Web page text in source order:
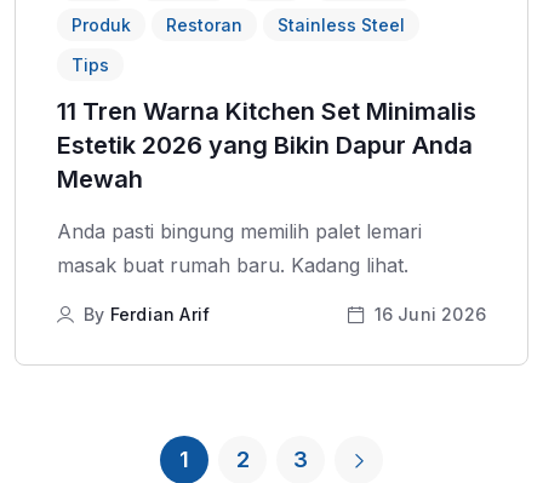
Produk
Restoran
Stainless Steel
Tips
11 Tren Warna Kitchen Set Minimalis
Estetik 2026 yang Bikin Dapur Anda
Mewah
Anda pasti bingung memilih palet lemari
masak buat rumah baru. Kadang lihat.
By Ferdian Arif 16 Juni 2026
1 2 3